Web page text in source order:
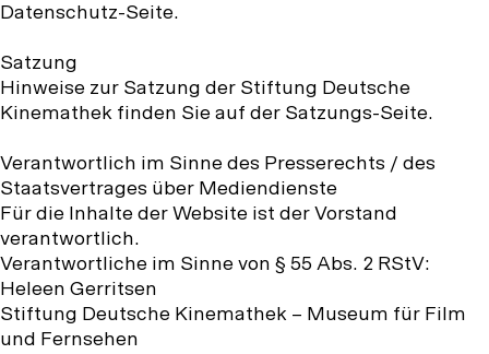
Datenschutz-Seite.
Satzung
Hinweise zur Satzung der Stiftung Deutsche
Kinemathek finden Sie auf der Satzungs-Seite.
Verantwortlich im Sinne des Presserechts / des
Staatsvertrages über Mediendienste
Für die Inhalte der Website ist der Vorstand
verantwortlich.
Verantwortliche im Sinne von § 55 Abs. 2 RStV:
Heleen Gerritsen
Stiftung Deutsche Kinemathek – Museum für Film
und Fernsehen